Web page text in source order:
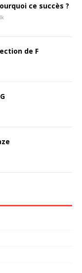
ce succès ?
de F